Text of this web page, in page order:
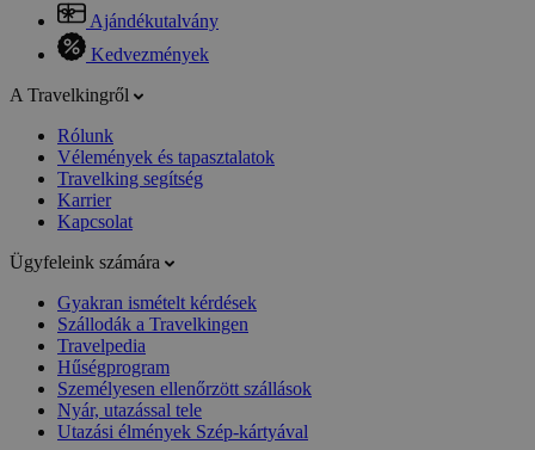
Ajándékutalvány
Kedvezmények
A Travelkingről
Rólunk
Vélemények és tapasztalatok
Travelking segítség
Karrier
Kapcsolat
Ügyfeleink számára
Gyakran ismételt kérdések
Szállodák a Travelkingen
Travelpedia
Hűségprogram
Személyesen ellenőrzött szállások
Nyár, utazással tele
Utazási élmények Szép-kártyával